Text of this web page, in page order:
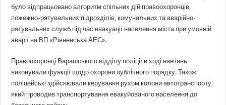
було відпрацьовано алгоритм спільних дій правоохоронців,
пожежно-рятувальних підрозділів, комунальних та аварійно-
рятувальних служб під час евакуації населення міста при умовній
аварії на ВП «Рівненська АЕС».
Правоохоронці Варашського відділу поліції в ході навчань
виконували функції щодо охорони публічного порядку. Також
поліцейські здійснювали керування рухом колони автотранспорту,
який проводив транспортування евакуйованого населення до